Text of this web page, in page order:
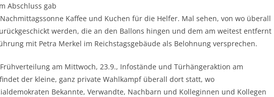
Abschluss gab
Kaffee und Kuchen für die Helfer. Mal sehen, von wo überall
werden, die an den Ballons hingen und dem am weitest entfernt
mit Petra Merkel im Reichstagsgebäude als Belohnung versprechen.
am Mittwoch, 23.9., Infostände und Türhängeraktion am
der kleine, ganz private Wahlkampf überall dort statt, wo
Bekannte, Verwandte, Nachbarn und Kolleginnen und Kollegen